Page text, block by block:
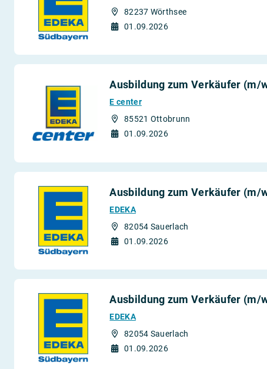
82237 Wörthsee
01.09.2026
Ausbildung zum Verkäufer (m/
E center
85521 Ottobrunn
01.09.2026
Ausbildung zum Verkäufer (m/
EDEKA
82054 Sauerlach
01.09.2026
Ausbildung zum Verkäufer (m/
EDEKA
82054 Sauerlach
01.09.2026